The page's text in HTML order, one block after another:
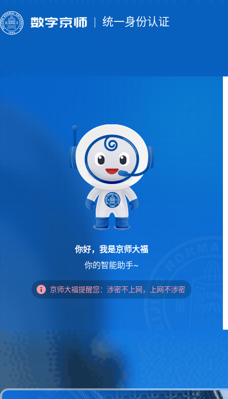
统一身份认证
你好，我是京师大福
你的智能助手~
京师大福提醒您：涉密不上网，上网不涉密